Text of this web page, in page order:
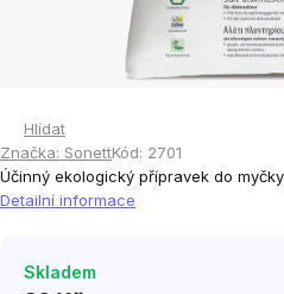
Hlídat
Značka: SonettKód: 2701
Účinný ekologický přípravek do
Detailní informace
Skladem